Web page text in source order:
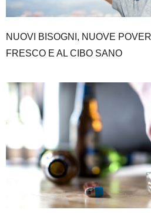
NUOVI BISOGNI, NUOVE
FRESCO E AL CIBO SANO